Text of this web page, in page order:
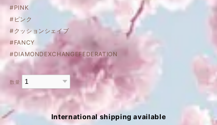
#PINK
#ピンク
#クッションシェイプ
#FANCY
#DIAMONDEXCHANGEFEDERATION
数量
International shipping available